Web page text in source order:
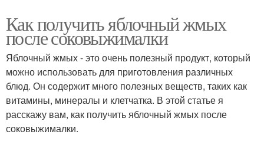
Как получить яблочный жмых
после соковыжималки
Яблочный жмых - это очень полезный продукт, который
можно использовать для приготовления различных
блюд. Он содержит много полезных веществ, таких как
витамины, минералы и клетчатка. В этой статье я
расскажу вам, как получить яблочный жмых после
соковыжималки.